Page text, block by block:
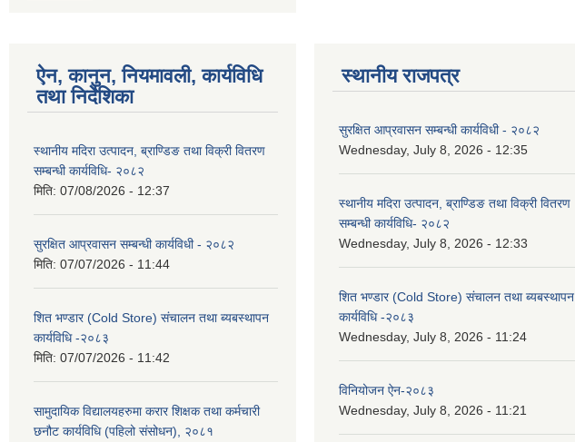
ऐन, कानुन, नियमावली, कार्यविधि
तथा निर्देशिका
स्थानीय मदिरा उत्पादन, ब्राण्डिङ तथा विक्री वितरण
सम्बन्धी कार्यविधि- २०८२
मिति: 07/08/2026 - 12:37
सुरक्षित आप्रवासन सम्बन्धी कार्यविधी - २०८२
मिति: 07/07/2026 - 11:44
शित भण्डार (Cold Store) संचालन तथा ब्यबस्थापन
कार्यविधि -२०८३
मिति: 07/07/2026 - 11:42
सामुदायिक विद्यालयहरुमा करार शिक्षक तथा कर्मचारी
छनौट कार्यविधि (पहिलो संसोधन), २०८१
स्थानीय राजपत्र
सुरक्षित आप्रवासन सम्बन्धी कार्यविधी - २०८२
Wednesday, July 8, 2026 - 12:35
स्थानीय मदिरा उत्पादन, ब्राण्डिङ तथा विक्री वितरण
सम्बन्धी कार्यविधि- २०८२
Wednesday, July 8, 2026 - 12:33
शित भण्डार (Cold Store) संचालन तथा ब्यबस्थापन
कार्यविधि -२०८३
Wednesday, July 8, 2026 - 11:24
विनियोजन ऐन-२०८३
Wednesday, July 8, 2026 - 11:21